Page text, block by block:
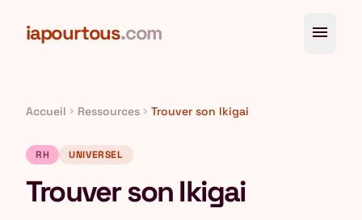
iapourtous.com menu
Accueil chevron_right Ressources chevron_right Trouver son Ikigai
RH UNIVERSEL
Trouver son Ikigai